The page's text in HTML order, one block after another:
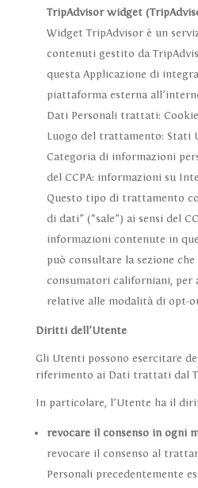
TripAdvisor widget
Widget TripAdvisor è un
contenuti gestito da
questa Applicazione di
piattaforma esterna
Dati Personali trattati:
Luogo del trattamento: Stati
Categoria di informazioni
del CCPA: informazioni su
Questo tipo di trattamento
di dati” (“sale”) ai sensi del
informazioni contenute in
può consultare la sezione
consumatori californiani, per
relative alle modalità di opt-
Diritti dell’Utente
Gli Utenti possono esercitare
riferimento ai Dati trattati dal
In particolare, l’Utente ha il
revocare il consenso in ogni
revocare il consenso al
Personali precedentemente